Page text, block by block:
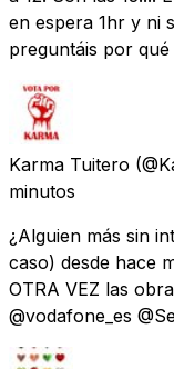
en espera 1hr y ni
preguntáis por qué
Karma Tuitero
minutos
¿Alguien más sin
caso) desde hace
OTRA VEZ las
@vodafone_es